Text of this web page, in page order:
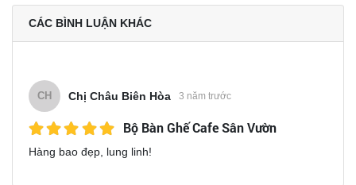
CÁC BÌNH LUẬN KHÁC
CH Chị Châu Biên Hòa 3 năm trước
Bộ Bàn Ghế Cafe Sân Vườn
Hàng bao đẹp, lung linh!